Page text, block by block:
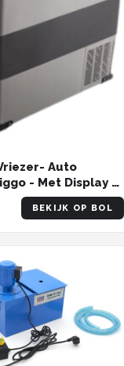
Auto
- Met Display -
Grijs - Met Wielen
BEKIJK OP BOL